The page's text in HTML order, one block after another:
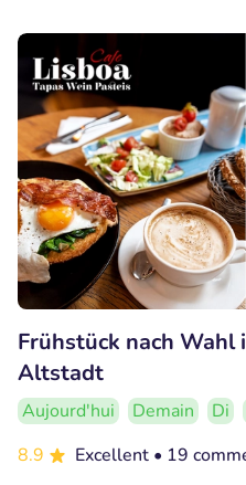
Frühstück nach
Altstadt
Aujourd'hui Demain Di
8.9
Excellent • 19